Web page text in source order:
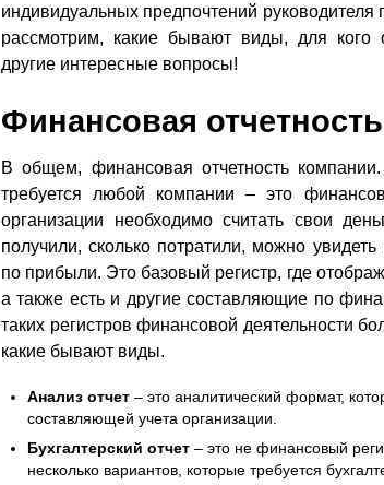
индивидуальных предпочтений
рассмотрим, какие бывают виды, для
другие интересные вопросы!
Финансовая
В общем, финансовая отчетность
требуется любой компании – это
организации необходимо считать свои
получили, сколько потратили, можно
по прибыли. Это базовый регистр, где
а также есть и другие составляющие по
таких регистров финансовой деятельности
какие бывают виды.
Анализ отчет – это аналитический формат,
составляющей учета организации.
Бухгалтерский отчет – это не финансовый
несколько вариантов, которые требуется